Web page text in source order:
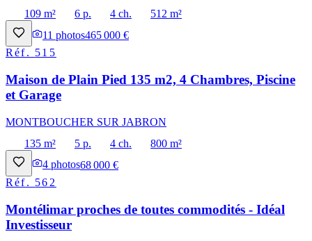
109 m²
6 p. 4 ch.
512 m²
11 photos465 000 €
Réf. 515
Maison de Plain Pied 135 m2, 4 Chambres, Piscine
et Garage
MONTBOUCHER SUR JABRON
135 m²
5 p. 4 ch.
800 m²
4 photos68 000 €
Réf. 562
Montélimar proches de toutes commodités - Idéal
Investisseur